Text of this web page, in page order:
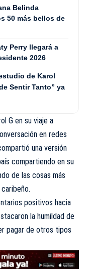
Belinda
50 más bellos de
Perry llegará a
2026
de Karol
Sentir Tanto” ya
G en su viaje a
en redes
una versión
compartiendo en su
de las cosas más
positivos hacia
la humildad de
pagar de otros tipos